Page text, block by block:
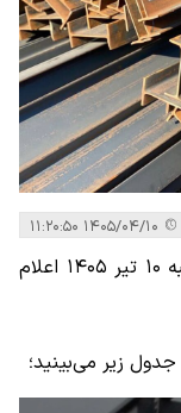
قیمت تیرآهن امروز چهارشنبه ۱۰ تیر ۱۴۰۵ اعلام
زیر می‌بینید؛